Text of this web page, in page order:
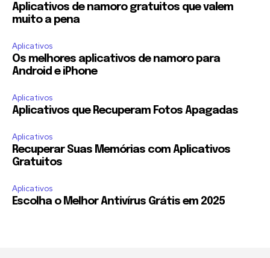
Aplicativos de namoro gratuitos que valem
muito a pena
Aplicativos
Os melhores aplicativos de namoro para
Android e iPhone
Aplicativos
Aplicativos que Recuperam Fotos Apagadas
Aplicativos
Recuperar Suas Memórias com Aplicativos
Gratuitos
Aplicativos
Escolha o Melhor Antivírus Grátis em 2025